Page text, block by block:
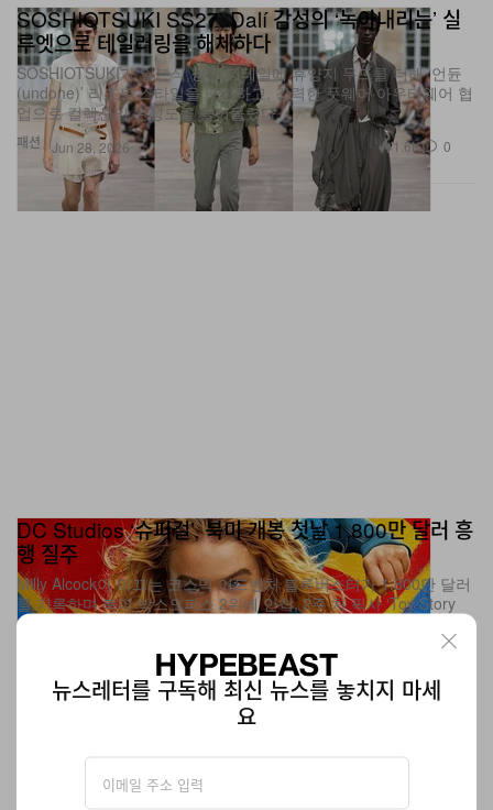
패션
SOSHIOTSUKI SS27, Dalí 감성의 ‘녹아내리는’ 실
루엣으로 테일러링을 해체하다
SOSHIOTSUKI가 일본식 장인 디테일에 휴양지 무드를 더해 ‘언듄
(undone)’ 리조트 스타일을 구현하고, 강력한 풋웨어·아우터웨어 협
업으로 컬렉션의 완성도를 끌어올렸다.
Jun 28, 2026 1.6K 0
DC Studios ‘슈퍼걸’, 북미 개봉 첫날 1,800만 달러 흥
행 질주
Milly Alcock이 이끄는 코스믹 어드벤처 블록버스터가 1,800만 달러
를 기록하며 북미 박스오피스 2위에 안착, 2주 차 픽사 ‘Toy Story
5’와 치열한 맞대결을 벌인다.
Jun 28, 2026
뉴스레터를 구독해 최신 뉴스를 놓치지 마세
요